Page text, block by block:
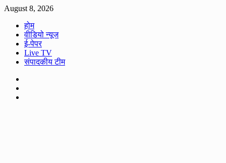
Skip
content
August 8, 2026
होम
वीडियो न्यूज
ई-पेपर
Live TV
संपादकीय टीम